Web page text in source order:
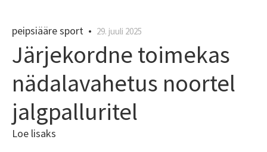
peipsiääre sport • 29. juuli 2025
Järjekordne toimekas
nädalavahetus noortel
jalgpalluritel
Loe lisaks